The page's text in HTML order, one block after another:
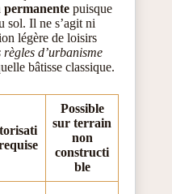
puisque
sol. Il ne s’agit ni
légère de loisirs
règles d’urbanisme
bâtisse classique.
Possible
sur terrain
non
constructi
ble